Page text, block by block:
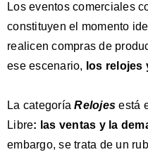
Los eventos comerciales
constituyen el momento
realicen compras de
ese escenario, los relojes
La categoríaRelojes está
Libre: las ventas y la
embargo, se trata de un